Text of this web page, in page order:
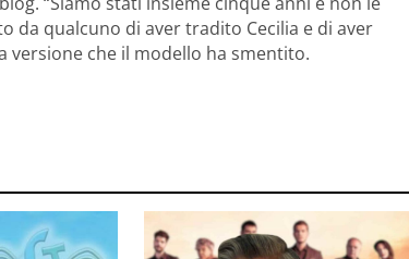
da qualcuno di aver tradito Cecilia e di aver
versione che il modello ha smentito.